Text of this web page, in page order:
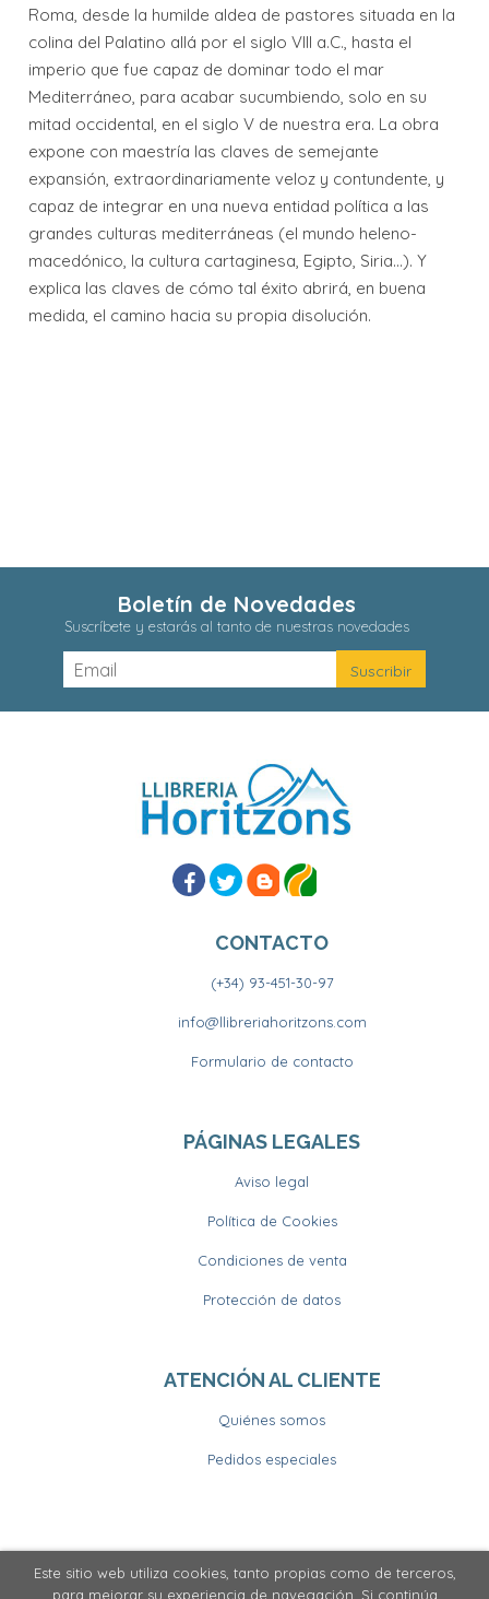
Roma, desde la humilde aldea de pastores situada en la
colina del Palatino allá por el siglo VIII a.C., hasta el
imperio que fue capaz de dominar todo el mar
Mediterráneo, para acabar sucumbiendo, solo en su
mitad occidental, en el siglo V de nuestra era. La obra
expone con maestría las claves de semejante
expansión, extraordinariamente veloz y contundente, y
capaz de integrar en una nueva entidad política a las
grandes culturas mediterráneas (el mundo heleno-
macedónico, la cultura cartaginesa, Egipto, Siria...). Y
explica las claves de cómo tal éxito abrirá, en buena
medida, el camino hacia su propia disolución.
Boletín de Novedades
Suscríbete y estarás al tanto de nuestras novedades
CONTACTO
(+34) 93-451-30-97
info@llibreriahoritzons.com
Formulario de contacto
PÁGINAS LEGALES
Aviso legal
Política de Cookies
Condiciones de venta
Protección de datos
ATENCIÓN AL CLIENTE
Quiénes somos
Pedidos especiales
2026 © Llibrería Horitzons . Todos los Derechos
Este sitio web utiliza cookies, tanto propias como de terceros,
para mejorar su experiencia de navegación. Si continúa